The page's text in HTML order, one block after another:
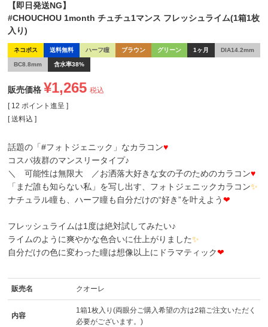
【即日発送NG】
#CHOUCHOU 1month チュチュ1マンス フレッシュライム(1箱1枚
入り)
ネコポス 送料無料 ハーフ瞳 ブラウン グリーン 1ヶ月 DIA14.2mm
BC8.8mm 含水率38%
販売価格 ¥1,265 税込
[ 12 ポイント進呈 ]
送料込
話題の「#フォトジェニック」なカラコン♥
コスパ抜群のマンスリータイプ♪
＼ 可能性は無限大 ／お洒落大好きな女の子のためのカラコン♥
「まだ誰も知らない私」を写し出す、フォトジェニックカラコン✨
ナチュラル瞳も、ハーフ瞳も自分だけの“好き”を叶えよう❤
フレッシュライムは1度は絶対試してみたい♪
ライムのように爽やかな色合いに仕上がりました✨
自分だけの色に変わった瞳は想像以上にドラマティック❤
販売名 クオーレ
内容
1箱1枚入り(両眼分ご購入希望の方は2箱ご注文いただく
必要がございます。)